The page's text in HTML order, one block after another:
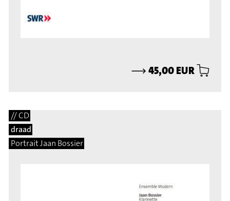
⟶45,00 EUR
// CD
draad
Portrait Jaan Bossier